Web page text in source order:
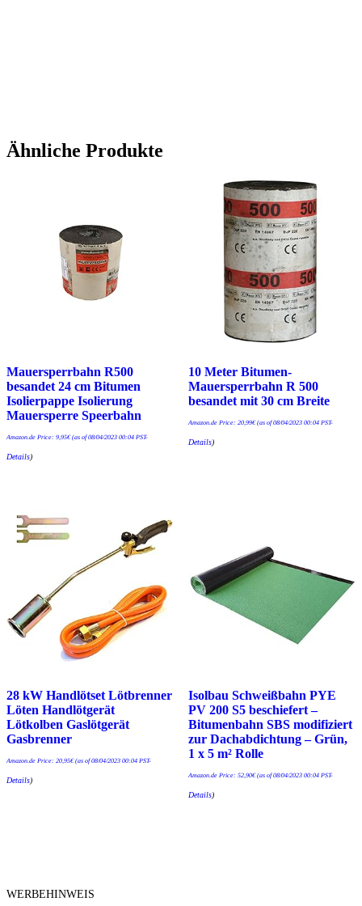
Ähnliche Produkte
Mauersperrbahn R500
besandet 24 cm Bitumen
Isolierpappe Isolierung
Mauersperre Speerbahn
Amazon.de Price: 9,95€(as of 08/04/2023 00:04 PST-
Details)
10 Meter Bitumen-
Mauersperrbahn R 500
besandet mit 30 cm Breite
Amazon.de Price: 20,99€(as of 08/04/2023 00:04 PST-
Details)
28 kW Handlötset Lötbrenner
Löten Handlötgerät
Lötkolben Gaslötgerät
Gasbrenner
Amazon.de Price: 20,95€(as of 08/04/2023 00:04 PST-
Details)
Isolbau Schweißbahn PYE
PV 200 S5 beschiefert –
Bitumenbahn SBS modifiziert
zur Dachabdichtung – Grün,
1 x 5 m² Rolle
Amazon.de Price: 52,90€(as of 08/04/2023 00:04 PST-
Details)
WERBEHINWEIS